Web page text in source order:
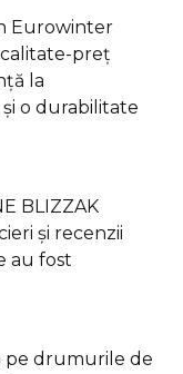
Eurowinter
calitate-preț
la
o durabilitate
BLIZZAK
și recenzii
au fost
pe drumurile de